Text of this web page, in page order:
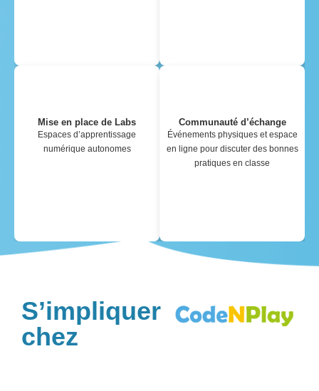
Mise en place de Labs
Espaces d’apprentissage
numérique autonomes
Communauté d’échange
Événements physiques et espace
en ligne pour discuter des bonnes
pratiques en classe
S’impliquer
chez